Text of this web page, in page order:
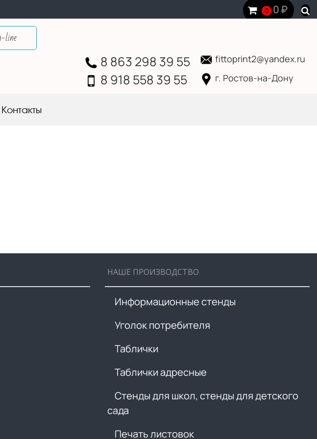
0 0₽
line
8 863 298 39 55
8 918 558 39 55
fittoprint2@yandex.ru
г. Ростов-на-Дону
Контакты
НАШЕ ПРОИЗВОДСТВО
Информационные стенды
Уголок потребителя
Таблички
Таблички адресные
Стенды для школ, стенды для детского
сада
Печать листовок